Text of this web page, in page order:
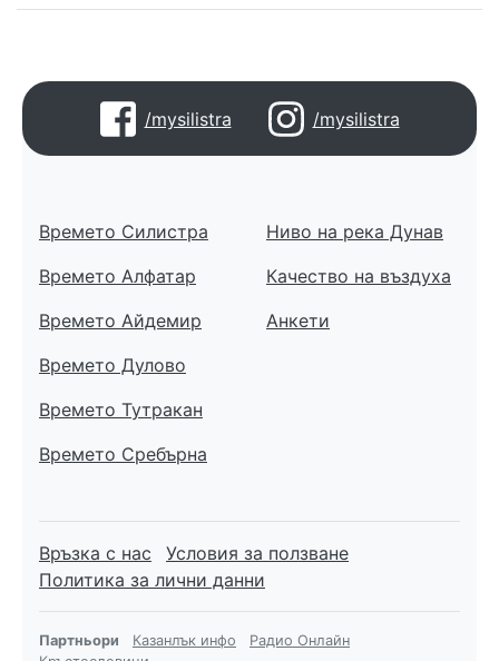
/mysilistra /mysilistra
Времето Силистра
Времето Алфатар
Времето Айдемир
Времето Дулово
Времето Тутракан
Времето Сребърна
Ниво на река Дунав
Качество на въздуха
Анкети
Връзка с нас
Условия за ползване
Политика за лични данни
Партньори Казанлък инфо
Радио Онлайн